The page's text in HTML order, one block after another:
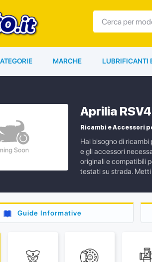
MARCHE LUBRIFICANTI
Aprilia
Ricambi e Accessori
Hai bisogno di
e gli accessori
originali e compatibili
testati su strada. Metti
Guide Informative